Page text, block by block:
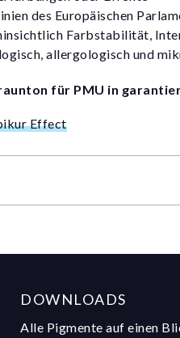
des Europäischen
Farbstabilität,
allergologisch und
für PMU in
Effect
DOWNLOADS
Alle Pigmente auf einen